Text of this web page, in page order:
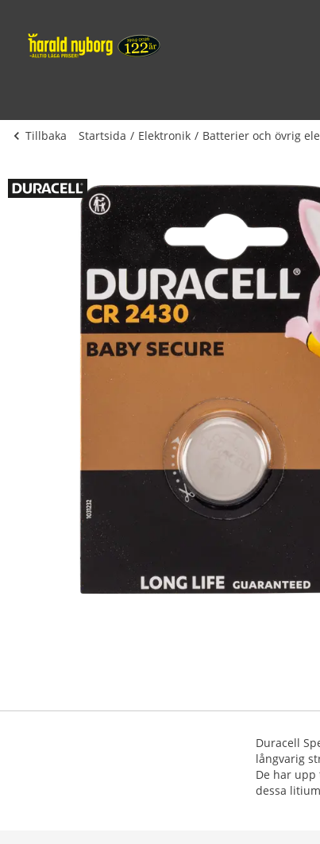
Tillbaka Startsida Elektronik Batterier och övrig
Duracell
långvarig
De har upp
dessa